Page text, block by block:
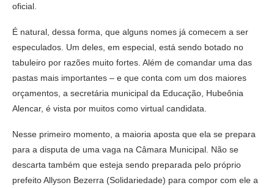
oficial.
É natural, dessa forma, que alguns nomes já comecem a ser
especulados. Um deles, em especial, está sendo botado no
tabuleiro por razões muito fortes. Além de comandar uma das
pastas mais importantes – e que conta com um dos maiores
orçamentos, a secretária municipal da Educação, Hubeônia
Alencar, é vista por muitos como virtual candidata.
Nesse primeiro momento, a maioria aposta que ela se prepara
para a disputa de uma vaga na Câmara Municipal. Não se
descarta também que esteja sendo preparada pelo próprio
prefeito Allyson Bezerra (Solidariedade) para compor com ele a